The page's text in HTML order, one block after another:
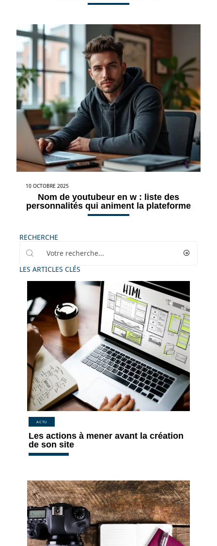
10 OCTOBRE 2025
Nom de youtubeur en w : liste des
personnalités qui animent la plateforme
RECHERCHE
LES ARTICLES CLÉS
ACTU
Les actions à mener avant la création
de son site